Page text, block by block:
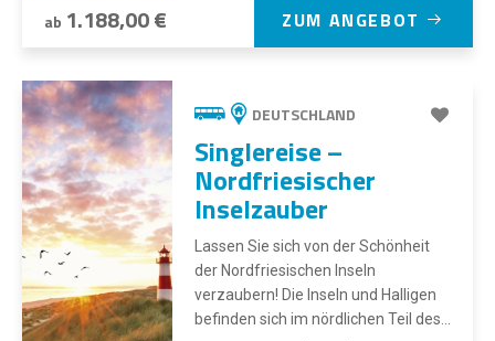
ab 1.188,00 € ZUM ANGEBOT
DEUTSCHLAND
Singlereise –
Nordfriesischer
Inselzauber
Lassen Sie sich von der Schönheit
der Nordfriesischen Inseln
verzaubern! Die Inseln und Halligen
befinden sich im nördlichen Teil des...